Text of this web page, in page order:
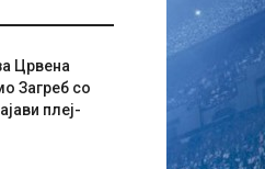
Црвена
Загреб со
плеј-